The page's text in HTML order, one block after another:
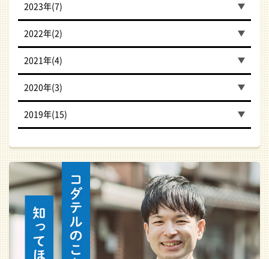
2023年(7)
2022年(2)
2021年(4)
2020年(3)
2019年(15)